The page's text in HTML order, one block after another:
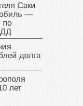
Саки
—
по
долга
лет